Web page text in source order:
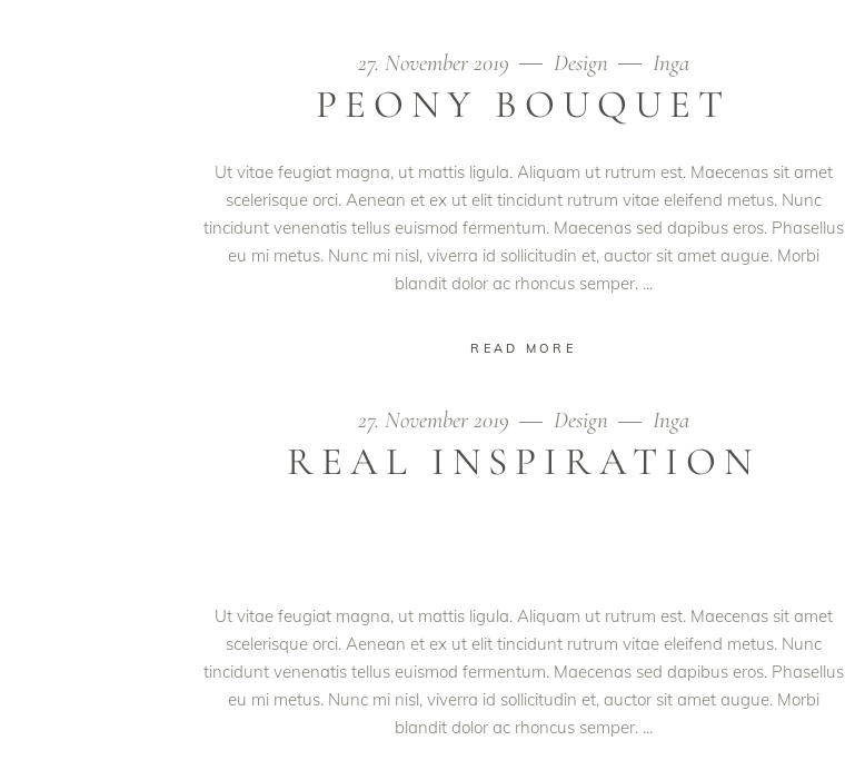
27. November 2019 Design Inga
PEONY BOUQUET
Ut vitae feugiat magna, ut mattis ligula. Aliquam ut rutrum est. Maecenas sit amet
scelerisque orci. Aenean et ex ut elit tincidunt rutrum vitae eleifend metus. Nunc
tincidunt venenatis tellus euismod fermentum. Maecenas sed dapibus eros. Phasellus
eu mi metus. Nunc mi nisl, viverra id sollicitudin et, auctor sit amet augue. Morbi
blandit dolor ac rhoncus semper.
READ MORE
27. November 2019 Design Inga
REAL INSPIRATION
Ut vitae feugiat magna, ut mattis ligula. Aliquam ut rutrum est. Maecenas sit amet
scelerisque orci. Aenean et ex ut elit tincidunt rutrum vitae eleifend metus. Nunc
tincidunt venenatis tellus euismod fermentum. Maecenas sed dapibus eros. Phasellus
eu mi metus. Nunc mi nisl, viverra id sollicitudin et, auctor sit amet augue. Morbi
blandit dolor ac rhoncus semper.